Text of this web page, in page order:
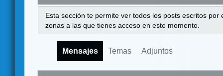
Esta sección te permite ver todos los posts escritos
zonas a las que tienes acceso en este momento.
Mensajes Temas Adjuntos